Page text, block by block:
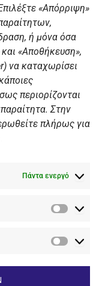
«Απόρριψη»
ή μόνα όσα
«Αποθήκευση»,
να καταχωρίσει
περιορίζονται
Στην
πλήρως για
Πάντα ενεργό